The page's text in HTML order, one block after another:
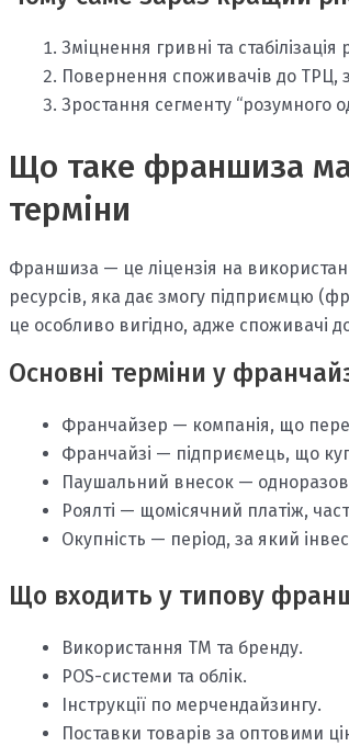
Зміцнення гривні та стабілізація
Повернення споживачів до ТРЦ,
Зростання сегменту “розумного
Що таке франшиза
терміни
Франшиза — це ліцензія на
ресурсів, яка дає змогу підприємцю
це особливо вигідно, адже споживачі
Основні терміни у
Франчайзер — компанія, що
Франчайзі — підприємець, що
Паушальний внесок —
Роялті — щомісячний платіж,
Окупність — період, за який
Що входить у типову
Використання ТМ та бренду.
POS-системи та облік.
Інструкції по мерчендайзингу.
Поставки товарів за оптовими